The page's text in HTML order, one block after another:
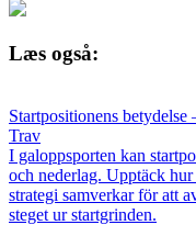
Læs også:
Startpositionens
Trav
I galoppsporten kan
och nederlag. Upptäck
strategi samverkar för att
steget ur startgrinden.